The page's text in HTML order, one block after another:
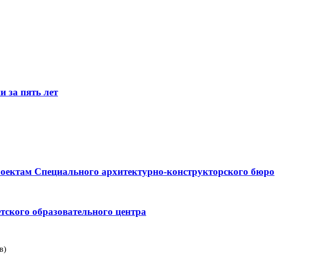
за пять лет
Специального архитектурно-конструкторского бюро
образовательного центра